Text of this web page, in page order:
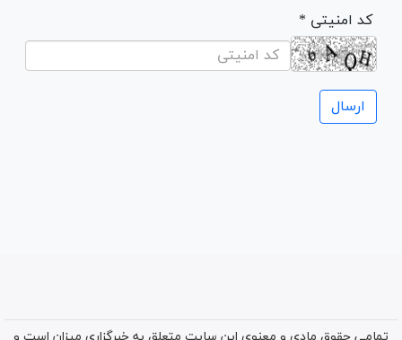
* کد امنیتی
تمامی حقوق مادی و معنوی این سایت متعلق به خبرگزاری میزان است و